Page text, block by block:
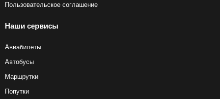
Пользовательское соглашение
Наши сервисы
Авиабилеты
Автобусы
Маршрутки
Попутки